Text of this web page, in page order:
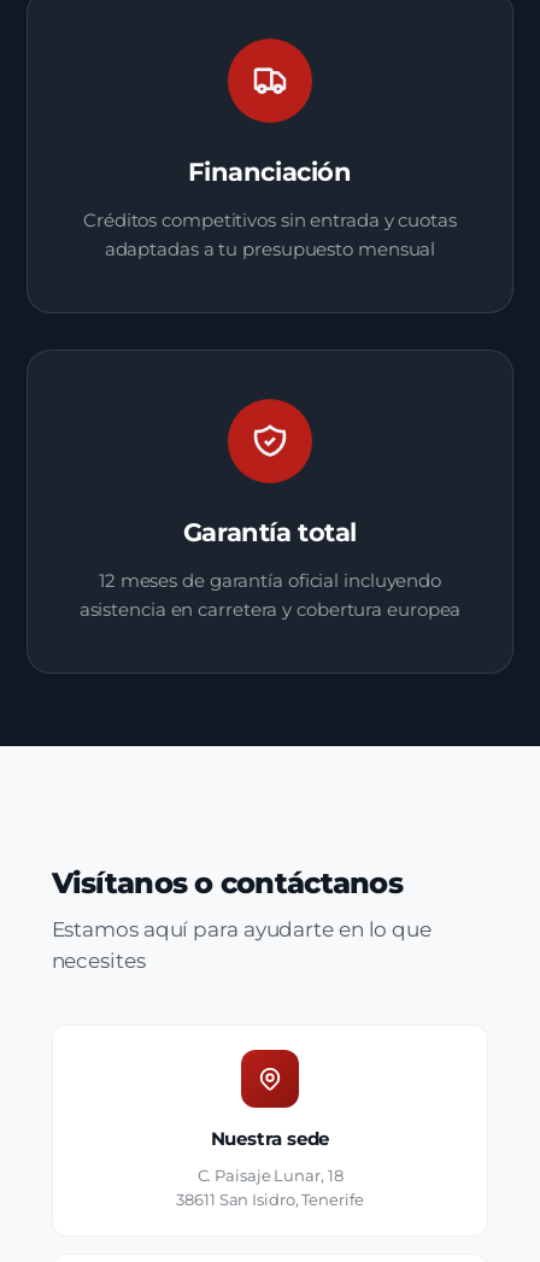
Financiación
Créditos competitivos sin entrada y cuotas
adaptadas a tu presupuesto mensual
Garantía total
12 meses de garantía oficial incluyendo
asistencia en carretera y cobertura europea
Visítanos o contáctanos
Estamos aquí para ayudarte en lo que
necesites
Nuestra sede
C. Paisaje Lunar, 18
38611 San Isidro, Tenerife